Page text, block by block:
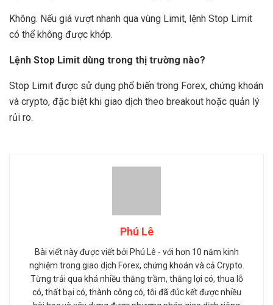
Không. Nếu giá vượt nhanh qua vùng Limit, lệnh Stop Limit
có thể không được khớp.
Lệnh Stop Limit dùng trong thị trường nào?
Stop Limit được sử dụng phổ biến trong Forex, chứng khoán
và crypto, đặc biệt khi giao dịch theo breakout hoặc quản lý
rủi ro.
Phú Lê
Bài viết này được viết bởi Phú Lê - với hơn 10 năm kinh
nghiệm trong giao dịch Forex, chứng khoán và cả Crypto.
Từng trải qua khá nhiều thăng trầm, thắng lợi có, thua lỗ
có, thất bại có, thành công có, tôi đã đúc kết được nhiều